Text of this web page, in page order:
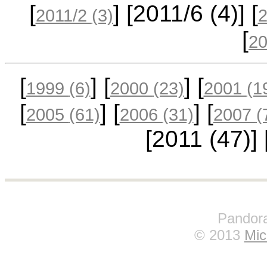
[2011/2 (3)] [2011/6 (4)] [
[
[1999 (6)] [2000 (23)] [2001
[2005 (61)] [2006 (31)] [2007
[2011 (47)]
© 2013